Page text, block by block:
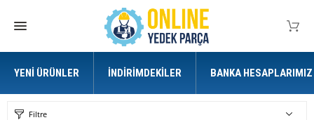
YENI ÜRÜNLER İNDIRIMDEKILER BANKA HESAPLARIMIZ
Filtre